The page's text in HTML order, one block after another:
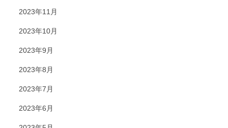
2023年11月
2023年10月
2023年9月
2023年8月
2023年7月
2023年6月